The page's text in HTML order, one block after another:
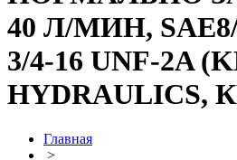
40 Л/МИН, SAE8/
3/4-16 UNF-2A
HYDRAULICS,
Главная
>